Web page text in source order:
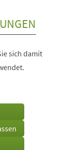
sich damit